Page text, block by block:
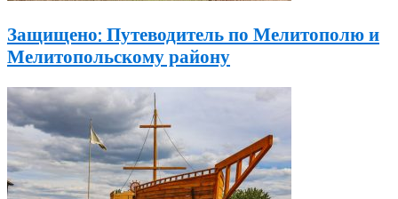
Защищено: Путеводитель по Мелитополю и
Мелитопольскому району